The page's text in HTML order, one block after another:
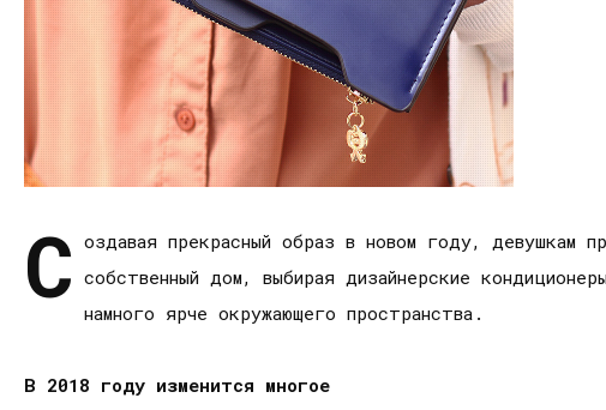
С оздавая прекрасный образ в новом году, девушкам
собственный дом, выбирая дизайнерские
намного ярче окружающего пространства.
В 2018 году изменится многое